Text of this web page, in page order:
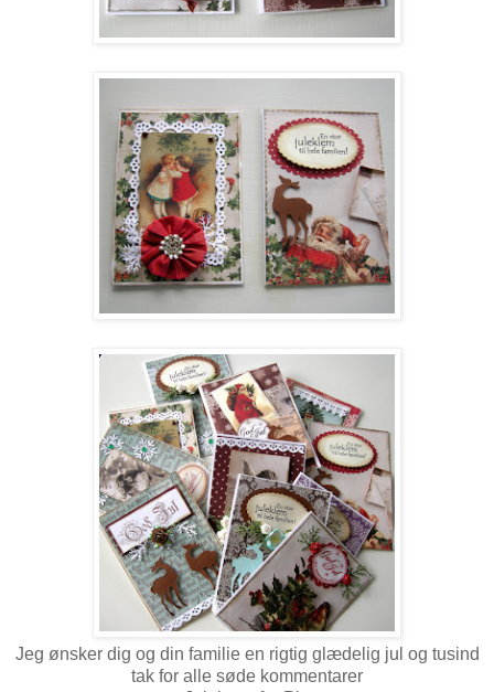
Jeg ønsker dig og din familie en rigtig glædelig jul og tusind
tak for alle søde kommentarer